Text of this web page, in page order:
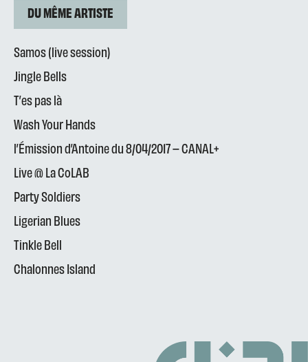
DU MÊME ARTISTE
Samos (live session)
Jingle Bells
T’es pas là
Wash Your Hands
l’Émission d’Antoine du 8/04/2017 – CANAL+
Live @ La CoLAB
Party Soldiers
Ligerian Blues
Tinkle Bell
Chalonnes Island